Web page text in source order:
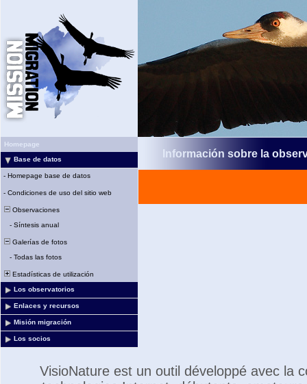
Homepage
Base de datos
- Homepage base de datos
- Condiciones de uso del sitio web
Observaciones
- Síntesis anual
Galerías de fotos
- Todas las fotos
Estadísticas de utilización
Los observatorios
Enlaces y recursos
Misión migración
Los socios
Información sobre la
VisioNature est un outil développé avec la